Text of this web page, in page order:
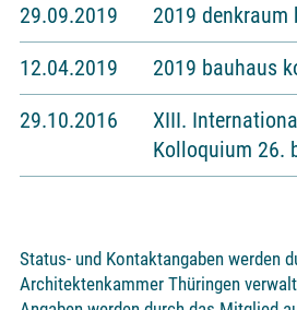
29.09.2019
2019 denkraum
12.04.2019
2019 bauhaus
29.10.2016
XIII.
Kolloquium 26.
Status- und Kontaktangaben werden
Architektenkammer Thüringen